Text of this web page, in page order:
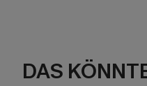
DAS